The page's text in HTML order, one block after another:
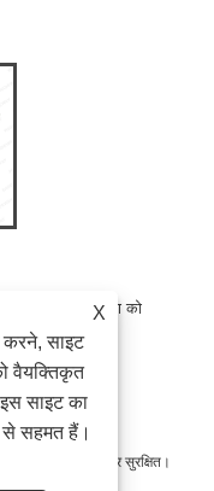
सुरक्षा और शिक्षा को
है। यह......
लिमिटेड सभी अधिकार सुरक्षित।
X
करने, साइट
वैयक्तिकृत
साइट का
सहमत हैं।